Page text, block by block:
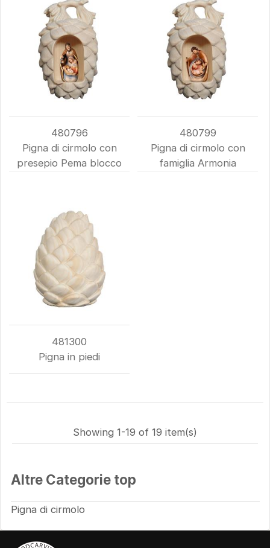
480796
Pigna di cirmolo con
presepio Pema blocco
480799
Pigna di cirmolo con
famiglia Armonia
481300
Pigna in piedi
Showing 1-19 of 19 item(s)
Altre Categorie top
Pigna di cirmolo